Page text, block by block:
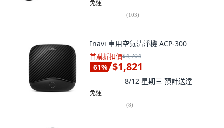
免運
(103)
Inavi 車用空氣清淨機 ACP-300
首購折扣價$4,704
61% $1,821
8/12 星期三 預計送達
免運
(8)